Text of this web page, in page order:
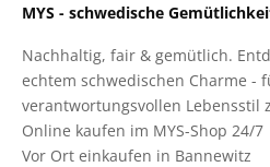
MYS - schwedische
Nachhaltig, fair & gemütlich.
echtem schwedischen Charme -
verantwortungsvollen Lebensstil
Online kaufen im MYS-Shop 24/7
Vor Ort einkaufen in Bannewitz